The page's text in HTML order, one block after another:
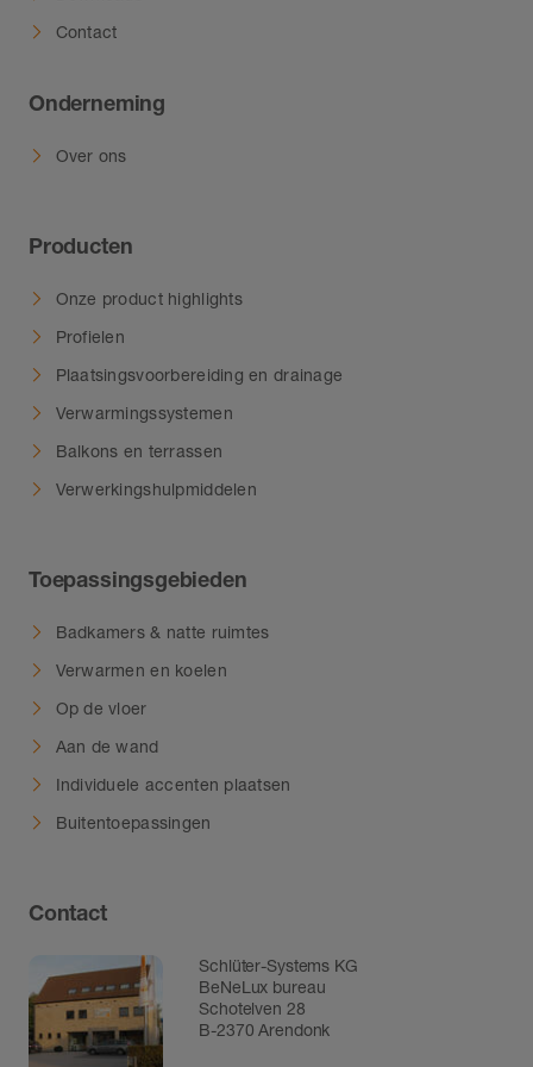
Contact
Onderneming
Over ons
Producten
Onze product highlights
Profielen
Plaatsingsvoorbereiding en drainage
Verwarmingssystemen
Balkons en terrassen
Verwerkingshulpmiddelen
Toepassingsgebieden
Badkamers & natte ruimtes
Verwarmen en koelen
Op de vloer
Aan de wand
Individuele accenten plaatsen
Buitentoepassingen
Contact
Schlüter-Systems KG
BeNeLux bureau
Schotelven 28
B-2370 Arendonk